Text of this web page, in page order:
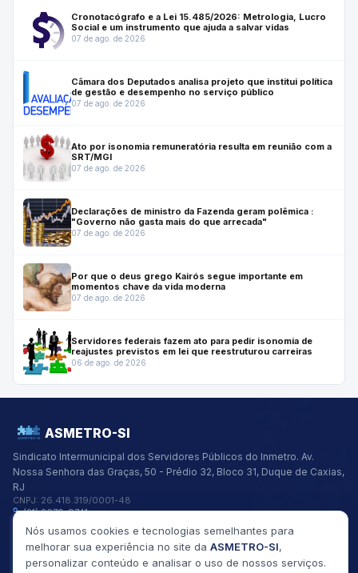
Cronotacógrafo e a Lei 15.485/2026: Metrologia, Lucro
Social e um instrumento que ajuda a salvar vidas
07 de ago. de 2026
Câmara dos Deputados analisa projeto que institui política
de gestão e desempenho no serviço público
07 de ago. de 2026
Ato por isonomia remuneratória resulta em reunião com a
SRT/MGI
07 de ago. de 2026
Declarações de ministro da Fazenda geram polêmica :
"Governo não gasta mais do que arrecada"
07 de ago. de 2026
Por que o deus grego Kairós segue importante em
momentos chave da vida moderna
07 de ago. de 2026
Servidores federais fazem ato para pedir isonomia de
reajustes previstos em lei que reestruturou carreiras
06 de ago. de 2026
ASMETRO-SI
Sindicato Intermunicipal dos Servidores Públicos do Inmetro. Av.
Nossa Senhora das Graças, 50 - Prédio 32, Bloco 31, Duque de Caxias,
RJ
CNPJ: 26.418.319/0001-48
(21) 2679-9741
asmetro@asmetro.org.br
Links Rápidos
Institucional
Gestão
Nós usamos cookies e tecnologias semelhantes para
melhorar sua experiência no site da ASMETRO-SI,
personalizar conteúdo e analisar o uso de nossos serviços.